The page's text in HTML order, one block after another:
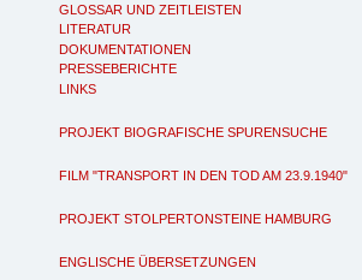
GLOSSAR UND ZEITLEISTEN
LITERATUR
DOKUMENTATIONEN
PRESSEBERICHTE
LINKS
PROJEKT BIOGRAFISCHE SPURENSUCHE
FILM "TRANSPORT IN DEN TOD AM 23.9.1940"
PROJEKT STOLPERTONSTEINE HAMBURG
ENGLISCHE ÜBERSETZUNGEN